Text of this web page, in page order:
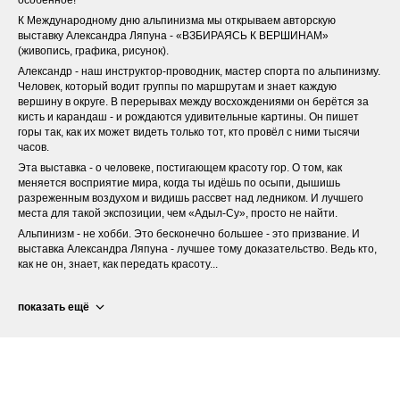
К Международному дню альпинизма мы открываем авторскую
выставку Александра Ляпуна - «ВЗБИРАЯСЬ К ВЕРШИНАМ»
(живопись, графика, рисунок).
Александр - наш инструктор-проводник, мастер спорта по альпинизму.
Человек, который водит группы по маршрутам и знает каждую
вершину в округе. В перерывах между восхождениями он берётся за
кисть и карандаш - и рождаются удивительные картины. Он пишет
горы так, как их может видеть только тот, кто провёл с ними тысячи
часов.
Эта выставка - о человеке, постигающем красоту гор. О том, как
меняется восприятие мира, когда ты идёшь по осыпи, дышишь
разреженным воздухом и видишь рассвет над ледником. И лучшего
места для такой экспозиции, чем «Адыл-Су», просто не найти.
Альпинизм - не хобби. Это бесконечно большее - это призвание. И
выставка Александра Ляпуна - лучшее тому доказательство. Ведь кто,
как не он, знает, как передать красоту...
показать ещё